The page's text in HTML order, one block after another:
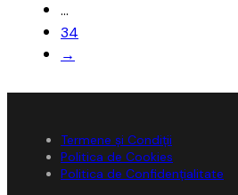
…
34
→
Termene și Condiții
Politica de Cookies
Politica de Confidențialitate